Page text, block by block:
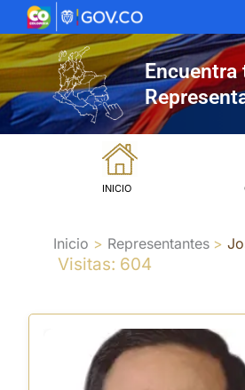
al
contenido
Encuentra
INICIO
Inicio Representantes
Visitas: 604